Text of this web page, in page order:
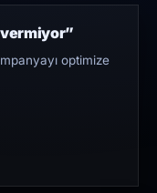
optimize